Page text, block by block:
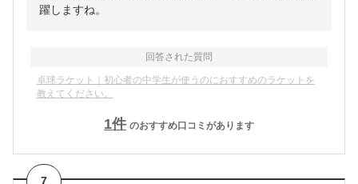
躍しますね。
回答された質問
卓球ラケット｜初心者の中学生が使うのにおすすめのラケットを
教えてください。
1件 のおすすめ口コミがあります
7